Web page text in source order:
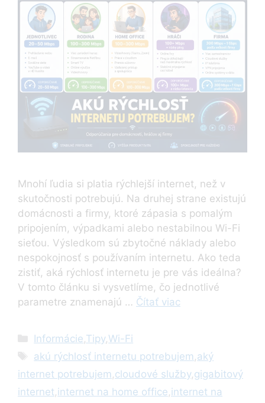
Mnohí ľudia si platia rýchlejší internet, než v
skutočnosti potrebujú. Na druhej strane existujú
domácnosti a firmy, ktoré zápasia s pomalým
pripojením, výpadkami alebo nestabilnou Wi-Fi
sieťou. Výsledkom sú zbytočné náklady alebo
nespokojnosť s používaním internetu. Ako teda
zistiť, aká rýchlosť internetu je pre vás ideálna?
V tomto článku si vysvetlíme, čo jednotlivé
parametre znamenajú … Čítať viac
Kategórie
Informácie,Tipy,Wi-Fi
Značky
akú rýchlosť internetu potrebujem ,aký
internet potrebujem ,cloudové služby,gigabitový
internet,internet na home office,internet na